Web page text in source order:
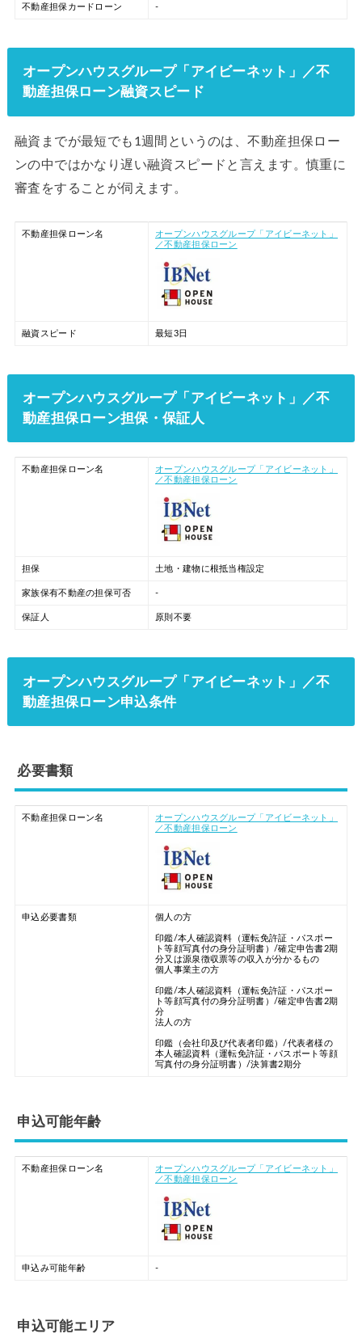
不動産担保カードローン -
オープンハウスグループ「アイビーネット」／不
動産担保ローン融資スピード
融資までが最短でも1週間というのは、不動産担保ロー
ンの中ではかなり遅い融資スピードと言えます。慎重に
審査をすることが伺えます。
不動産担保ローン名
オープンハウスグループ「アイビーネット」
／不動産担保ローン
融資スピード 最短3日
オープンハウスグループ「アイビーネット」／不
動産担保ローン担保・保証人
不動産担保ローン名
オープンハウスグループ「アイビーネット」
／不動産担保ローン
担保 土地・建物に根抵当権設定
家族保有不動産の担保可否 -
保証人 原則不要
オープンハウスグループ「アイビーネット」／不
動産担保ローン申込条件
必要書類
不動産担保ローン名
オープンハウスグループ「アイビーネット」
／不動産担保ローン
申込必要書類 個人の方
印鑑/本人確認資料（運転免許証・パスポー
ト等顔写真付の身分証明書）/確定申告書2期
分又は源泉徴収票等の収入が分かるもの
個人事業主の方
印鑑/本人確認資料（運転免許証・パスポー
ト等顔写真付の身分証明書）/確定申告書2期
分
法人の方
印鑑（会社印及び代表者印鑑）/代表者様の
本人確認資料（運転免許証・パスポート等顔
写真付の身分証明書）/決算書2期分
申込可能年齢
不動産担保ローン名
オープンハウスグループ「アイビーネット」
／不動産担保ローン
申込み可能年齢 -
申込可能エリア